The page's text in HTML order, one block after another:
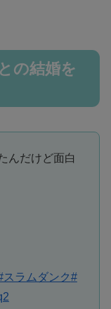
の結婚を
んだけど面白
スラムダンク#